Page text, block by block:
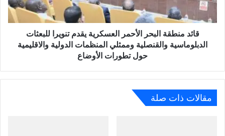
قائد منطقة البحر الأحمر العسكرية يقدم تنويرا للبعثات
الدبلوماسية والقنصلية وممثلي المنظمات الدولية والاقليمية
حول تطورات الأوضاع
مقالات ذات صلة